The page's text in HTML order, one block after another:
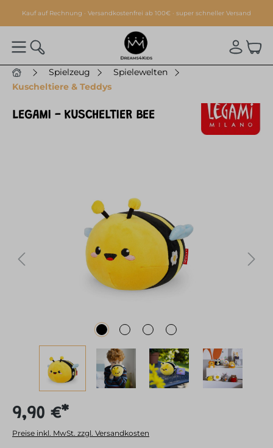
springen
Kauf auf Rechnung · Versandkostenfrei ab 100€ · super schneller Versand
Spielzeug
Spielewelten
Kuscheltiere & Teddys
LEGAMI - KUSCHELTIER BEE
9,90 €*
Preise inkl. MwSt. zzgl. Versandkosten